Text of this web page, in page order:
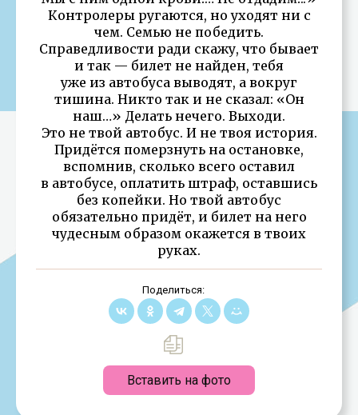
Контролеры ругаются, но уходят ни с
чем. Семью не победить.
Справедливости ради скажу, что бывает
и так — билет не найден, тебя
уже из автобуса выводят, а вокруг
тишина. Никто так и не сказал: «Он
наш…» Делать нечего. Выходи.
Это не твой автобус. И не твоя история.
Придётся померзнуть на остановке,
вспомнив, сколько всего оставил
в автобусе, оплатить штраф, оставшись
без копейки. Но твой автобус
обязательно придёт, и билет на него
чудесным образом окажется в твоих
руках.
Поделиться:
Вставить на фото